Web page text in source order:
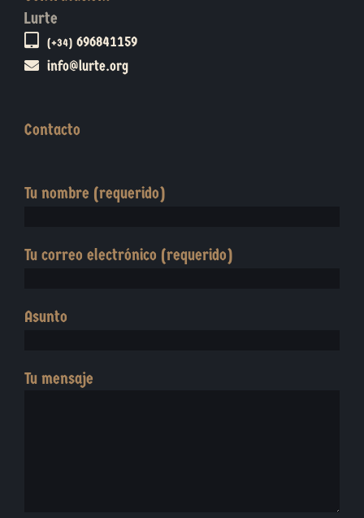
Lurte
(+34) 696841159
info@lurte.org
Contacto
Tu nombre (requerido)
Tu correo electrónico (requerido)
Asunto
Tu mensaje